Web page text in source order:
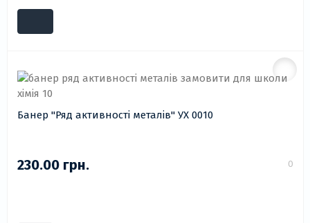
Банер "Ряд активності металів" УХ 0010
230.00 грн. 0